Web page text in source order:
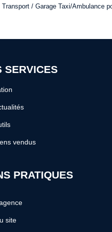
/ Garage Taxi/Ambulance
SERVICES
vendus
PRATIQUES
site